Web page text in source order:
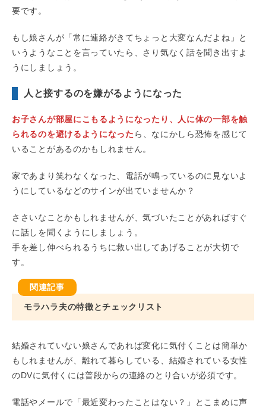
要です。
もし娘さんが「常に連絡がきてちょっと大変なんだよね」と
いうようなことを言っていたら、さり気なく話を聞き出すよ
うにしましょう。
人と接するのを嫌がるようになった
お子さんが部屋にこもるようになったり、人に体の一部を触
られるのを避けるようになった ら、なにかしら恐怖を感じて
いることがあるのかもしれません。
家であまり笑わなくなった、電話が鳴っているのに見ないよ
うにしているなどのサインが出ていませんか？
ささいなことかもしれませんが、気づいたことがあればすぐ
に話しを聞くようにしましょう。
手を差し伸べられるうちに救い出してあげることが大切で
す。
モラハラ夫の特徴とチェックリスト
結婚されていない娘さんであれば変化に気付くことは簡単か
もしれませんが、離れて暮らしている、結婚されている女性
のDVに気付くには普段からの連絡のとり合いが必須です。
電話やメールで「最近変わったことはない？」とこまめに声